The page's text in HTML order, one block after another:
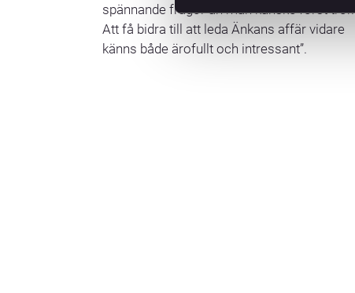
spännande frågor än man kanske först tror.
Att få bidra till att leda Änkans affär vidare
känns både ärofullt och intressant”.